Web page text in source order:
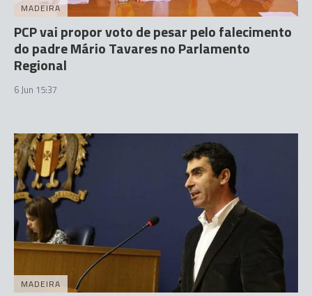
MADEIRA
PCP vai propor voto de pesar pelo falecimento
do padre Mário Tavares no Parlamento
Regional
6 Jun 15:37
MADEIRA